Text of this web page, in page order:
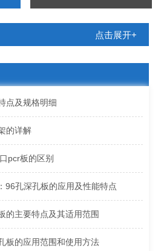
点击展开+
点及规格明细
的详解
pcr板的区别
96孔深孔板的应用及性能特点
的主要特点及其适用范围
板的应用范围和使用方法